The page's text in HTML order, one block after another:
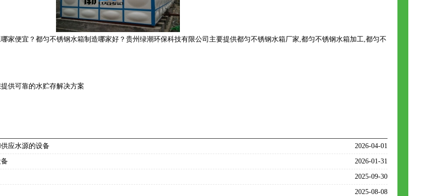
家便宜？都匀不锈钢水箱制造哪家好？贵州绿潮环保科技有限公司主要提供都匀不锈钢水箱厂家,都匀不锈钢水箱加工,都匀不
供可靠的水贮存解决方案
应水源的设备 2026-04-01
2026-01-31
2025-09-30
2025-08-08